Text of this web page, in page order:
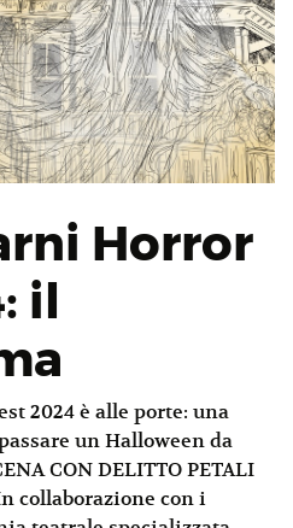
Horror
il
2024 è alle porte: una
un Halloween da
CON DELITTO PETALI
collaborazione con i